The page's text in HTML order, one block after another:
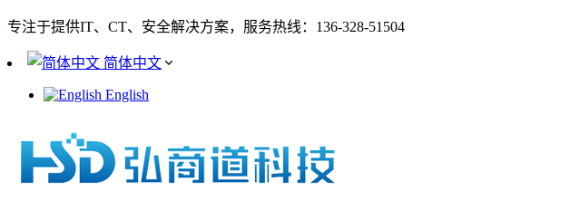
专注于提供IT、CT、安全解决方案，服务热线：136-328-51504
简体中文
English